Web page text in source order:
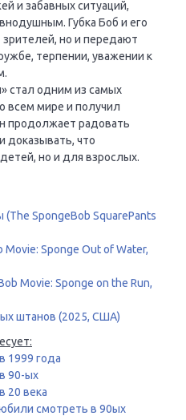
и забавных ситуаций,
Губка Боб и его
но и передают
терпении, уважении к
стал одним из самых
всем мире и получил
продолжает радовать
доказывать, что
но и для взрослых.
SpongeBob SquarePants
Movie: Sponge Out of Water,
Movie: Sponge on the Run,
штанов (2025, США)
1999 года
90-ых
20 века
смотреть в 90ых